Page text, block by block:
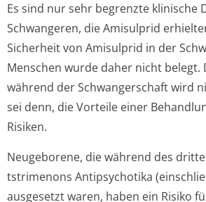
Es sind nur sehr begrenzte klinische
Schwangeren, die Amisulprid
Sicherheit von Amisulprid in der
Menschen wurde daher nicht belegt.
während der Schwangerschaft wird
sei denn, die Vorteile einer
Risiken.
Neugeborene, die während des
tstrimenons Antipsychotika
ausgesetzt waren, haben ein Risiko